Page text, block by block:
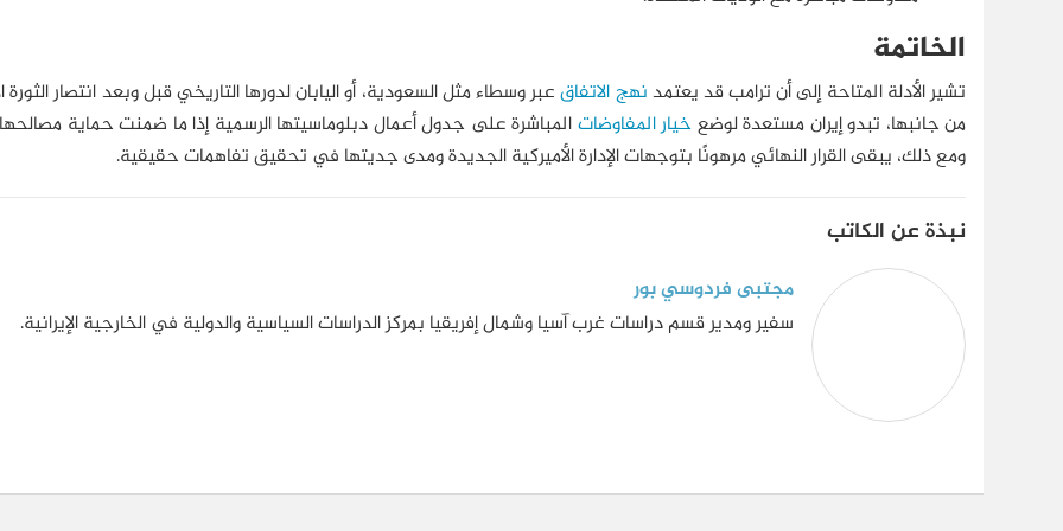
الخاتمة
تشير الأدلة المتاحة إلى أن ترامب قد يعتمدنهج الاتفاقعبر وسطاء مثل السعودية، أو اليابان لدورها التاريخي قبل وبعد انتصار الثورة
من جانبها، تبدو إيران مستعدة لوضعخيار المفاوضاتالمباشرة على جدول أعمال دبلوماسيتها الرسمية إذا ما ضمنت حماية
ومع ذلك، يبقى القرار النهائي مرهونًا بتوجهات الإدارة الأميركية الجديدة ومدى جديتها في تحقيق تفاهمات حقيقية.
نبذة عن الكاتب
مجتبى فردوسي بور
سفير ومدير قسم دراسات غرب آسيا وشمال إفريقيا بمركز الدراسات السياسية والدولية في الخارجية الإيرانية.